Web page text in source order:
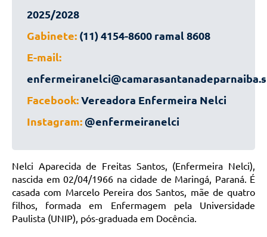
2025/2028
Gabinete: (11) 4154-8600 ramal 8608
E-mail:
Facebook:Vereadora Enfermeira Nelci
Instagram: @enfermeiranelci
Nelci Aparecida de Freitas Santos, (Enfermeira Nelci),
nascida em 02/04/1966 na cidade de Maringá, Paraná. É
casada com Marcelo Pereira dos Santos, mãe de quatro
filhos, formada em Enfermagem pela Universidade
Paulista (UNIP), pós-graduada em Docência.